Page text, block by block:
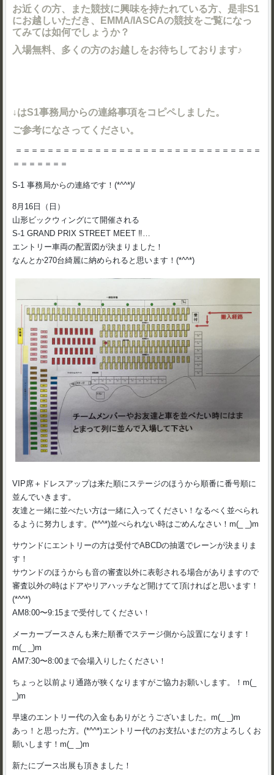
お近くの方、また競技に興味を持たれている方、是非S1
にお越しいただき、EMMA/IASCAの競技をご覧になっ
てみては如何でしょうか？
入場無料、多くの方のお越しをお待ちしております♪
↓はS1事務局からの連絡事項をコピペしました。
ご参考になさってください。
＝＝＝＝＝＝＝＝＝＝＝＝＝＝＝＝＝＝＝＝＝＝＝＝＝＝＝＝＝＝＝
＝＝＝＝＝＝＝
S-1 事務局からの連絡です！(*^^*)/
8月16日（日）
山形ビックウィングにて開催される
S-1 GRAND PRIX STREET MEET ‼…
エントリー車両の配置図が決まりました！
なんとか270台綺麗に納められると思います！(*^^*)
VIP席＋ドレスアップは来た順にステージのほうから順番に番号順に
並んでいきます。
友達と一緒に並べたい方は一緒に入ってください！なるべく並べられ
るように努力します。(*^^*)並べられない時はごめんなさい！m(_ _)m
サウンドにエントリーの方は受付でABCDの抽選でレーンが決まりま
す！
サウンドのほうからも音の審査以外に表彰される場合がありますので
審査以外の時はドアやリアハッチなど開けてて頂ければと思います！
(*^^*)
AM8:00〜9:15まで受付してください！
メーカーブースさんも来た順番でステージ側から設置になります！
m(_ _)m
AM7:30〜8:00まで会場入りしたください！
ちょっと以前より通路が狭くなりますがご協力お願いします。！m(_
_)m
早速のエントリー代の入金もありがとうございました。m(_ _)m
あっ！と思った方。(*^^*)エントリー代のお支払いまだの方よろしくお
願いします！m(_ _)m
新たにブース出展も頂きました！